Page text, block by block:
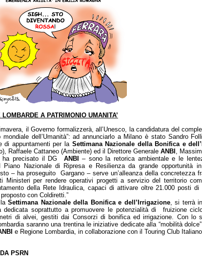
A PATRIMONIO UMANITA’
il Governo formalizzerà, all’Unesco, la candidatura del
dell’Umanità”: ad annunciarlo a Milano è stato Sandro
di appuntamenti per la Settimana Nazionale della Bonifica e
Raffaele Cattaneo (Ambiente) ed il Direttore Generale ANBI ,
ha precisato il DG ANBI
– sono la retorica ambientale e le
Piano Nazionale di Ripresa e Resilienza da grande opportunità
– ha proseguito Gargano – serve un’alleanza della concretezza
Ministeri per rendere operativi progetti a servizio del territorio
della Rete Idraulica, capaci di attivare oltre 21.000 posti
con Coldiretti.”
laSettimana Nazionale della Bonifica e dell’Irrigazione, si terrà
soprattutto a promuovere le potenzialità di fruizione
di alvei, gestiti dai Consorzi di bonifica ed irrigazione. Con lo
saranno una trentina le iniziative dedicate alla “mobilità
e Regione Lombardia, in collaborazione con il Touring Club
PSRN